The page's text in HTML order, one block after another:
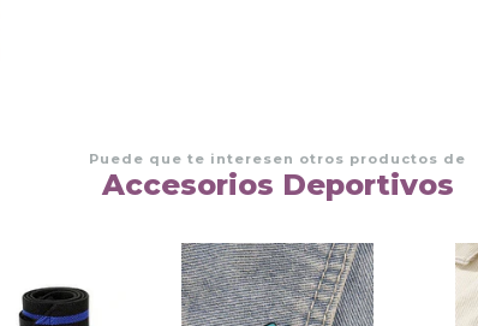
Puede que te interesen otros productos de
Accesorios Deportivos